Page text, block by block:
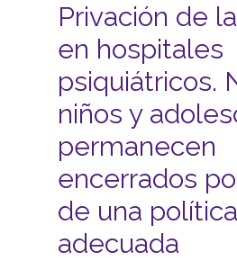
Privación de
en hospitales
psiquiátricos.
niños y
permanecen
encerrados
de una
adecuada